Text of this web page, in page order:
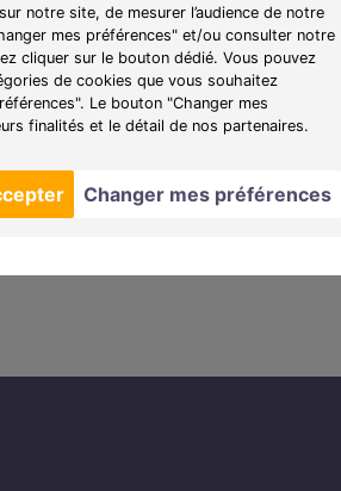
notre site, de mesurer l’audience de notre
mes préférences" et/ou consulter notre
cliquer sur le bouton dédié. Vous pouvez
de cookies que vous souhaitez
Le bouton "Changer mes
finalités et le détail de nos partenaires.
Changer mes préférences